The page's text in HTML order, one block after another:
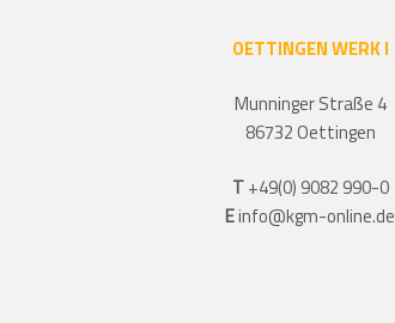
OETTINGEN WERK I
Munninger Straße 4
86732 Oettingen
T +49(0) 9082 990-0
E info@kgm-online.de